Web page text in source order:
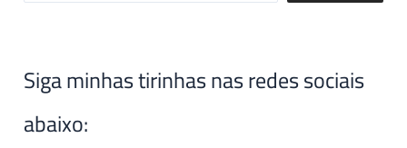
Siga minhas tirinhas nas redes sociais
abaixo: